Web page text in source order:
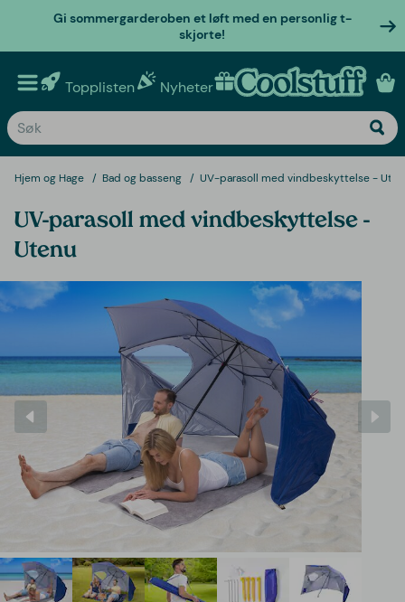
Gi sommergarderoben et løft med en personlig t-
skjorte!
Topplisten Nyheter Personlige gaver
Hjem og Hage Bad og basseng UV-parasoll med vindbeskyttelse -
UV-parasoll med vindbeskyttelse -
Utenu